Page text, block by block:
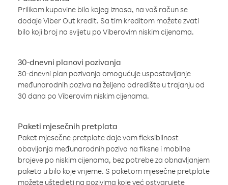
Prilikom kupovine bilo kojeg iznosa, na vaš račun se
dodaje Viber Out kredit. Sa tim kreditom možete zvati
bilo koji broj na svijetu po Viberovim niskim cijenama.
30-dnevni planovi pozivanja
30-dnevni plan pozivanja omogućuje uspostavljanje
međunarodnih poziva na željeno odredište u trajanju od
30 dana po Viberovim niskim cijenama.
Paketi mjesečnih pretplata
Paket mjesečne pretplate daje vam fleksibilnost
obavljanja međunarodnih poziva na fiksne i mobilne
brojeve po niskim cijenama, bez potrebe za obnavljanjem
paketa u bilo koje vrijeme. S paketom mjesečne pretplate
možete uštedjeti na pozivima koje već ostvarujete